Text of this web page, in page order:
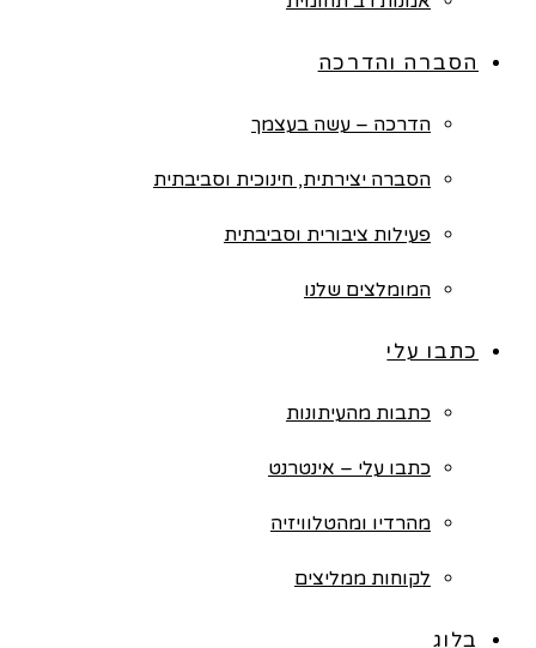
הסברה והדרכה
הדרכה – עשה בעצמך
הסברה יצירתית, חינוכית וסביבתית
פעילות ציבורית וסביבתית
המומלצים שלנו
כתבו עלי
כתבות מהעיתונות
כתבו עלי – אינטרנט
מהרדיו ומהטלוויזיה
לקוחות ממליצים
בלוג